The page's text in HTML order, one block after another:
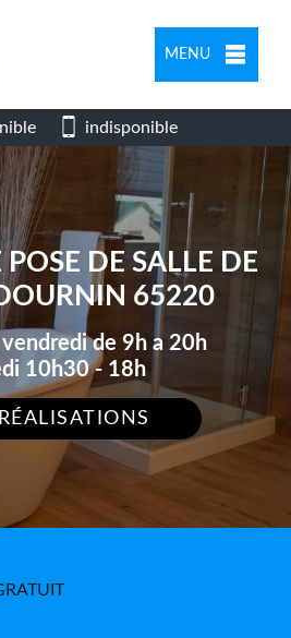
MENU
indisponible
POSE DE SALLE DE
65220
de 9h a 20h
10h30 - 18h